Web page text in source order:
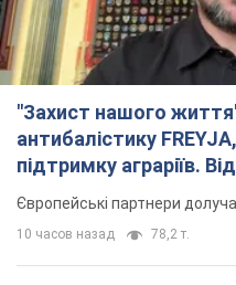
10 часов назад 78,2 т.
З 1 вересня
зарплати: Корецький
Одночасно з підвищенням
анонсував збільшення
6 часов назад
"Нам теж вони